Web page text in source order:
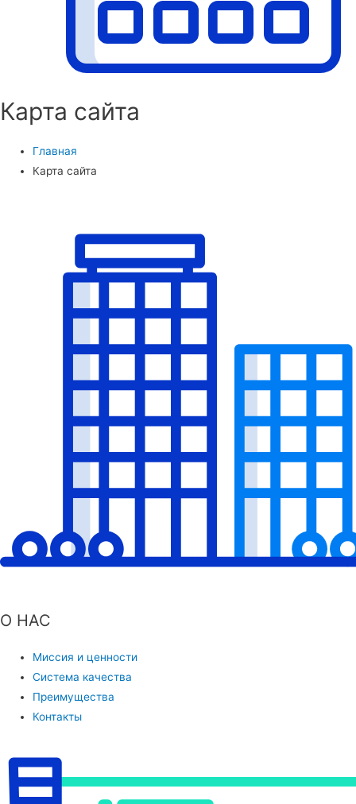
Карта сайта
Главная
Карта сайта
О НАС
Миссия и ценности
Система качества
Преимущества
Контакты